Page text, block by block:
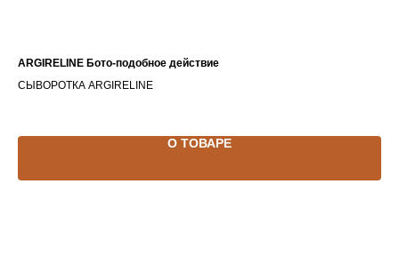
ARGIRELINE Бото-подобное действие
СЫВОРОТКА ARGIRELINE
О ТОВАРЕ